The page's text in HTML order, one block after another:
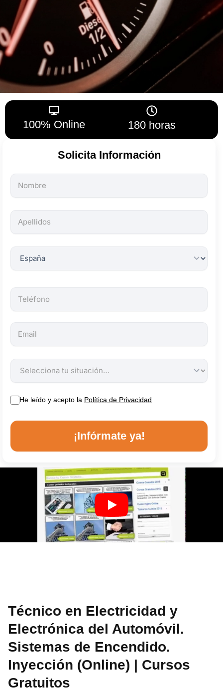
100% Online 180 horas
Solicita Información
Todos
los
son
obligatorios.
He leído y acepto la Política de Privacidad
¡Infórmate ya!
Técnico en Electricidad y
Electrónica del Automóvil.
Sistemas de Encendido.
Inyección (Online) | Cursos
Gratuitos